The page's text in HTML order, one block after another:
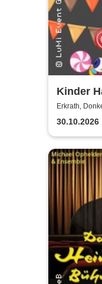
Kinder
- by
Erkrath,
30.10.2026